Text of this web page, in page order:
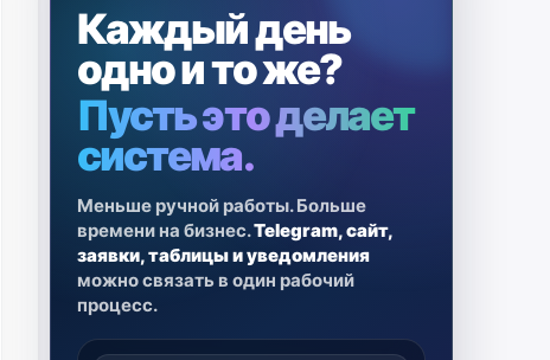
Каждый день
одно и то же?
Пусть это делает
система.
Меньше ручной работы. Больше
времени на бизнес.Telegram, сайт,
заявки, таблицы и уведомления
можно связать в один рабочий
процесс.